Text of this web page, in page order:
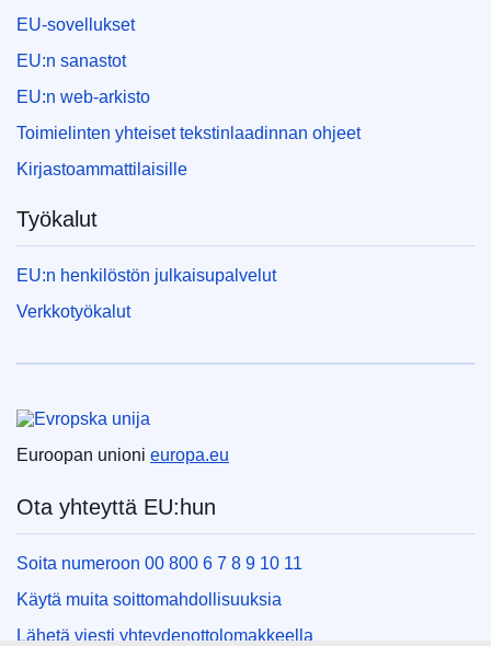
EU-sovellukset
EU:n sanastot
EU:n web-arkisto
Toimielinten yhteiset tekstinlaadinnan ohjeet
Kirjastoammattilaisille
Työkalut
EU:n henkilöstön julkaisupalvelut
Verkkotyökalut
Euroopan unioni europa.eu
Ota yhteyttä EU:hun
Soita numeroon 00 800 6 7 8 9 10 11
Käytä muita soittomahdollisuuksia
Lähetä viesti yhteydenottolomakkeella